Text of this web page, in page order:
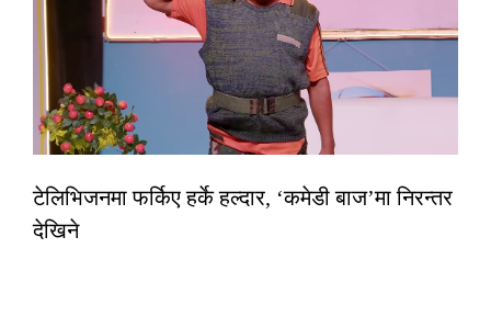
टेलिभिजनमा फर्किए हर्के हल्दार, ‘कमेडी बाज’मा निरन्तर
देखिने